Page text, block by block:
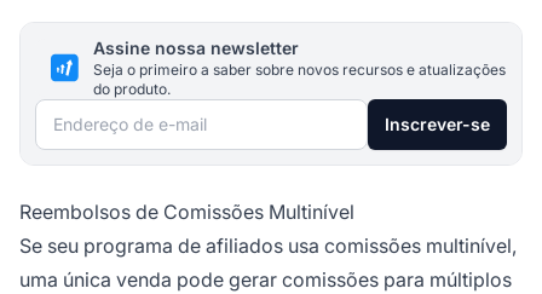
Assine nossa newsletter
Seja o primeiro a saber sobre novos recursos e atualizações
do produto.
Endereço de e-mail Inscrever-se
Reembolsos de Comissões Multinível
Se seu programa de afiliados usa comissões multinível,
uma única venda pode gerar comissões para múltiplos